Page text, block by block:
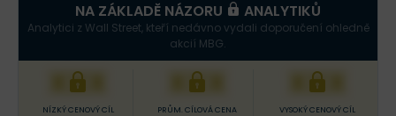
NA ZÁKLADĚ NÁZORU ANALYTIKŮ
Analytici z Wall Street, kteří nedávno vydali doporučení ohledně
akcií MBG.
XXX
NÍZKÝ CENOVÝ CÍL
XXX
PRŮM. CÍLOVÁ CENA
XXX
VYSOKÝ CENOVÝ CÍL